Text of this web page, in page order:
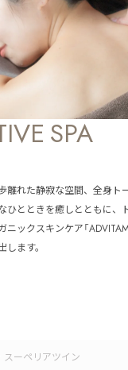
SPA
離れた静寂な空間、全身ト
ひとときを癒しとともに、
ックスキンケア「
ます。
スーペリアツイン